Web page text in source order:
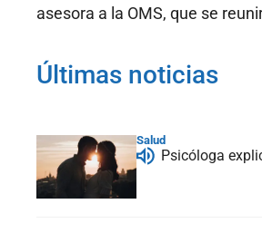
asesora a la OMS, que se
Últimas noticias
Salud
Psicóloga